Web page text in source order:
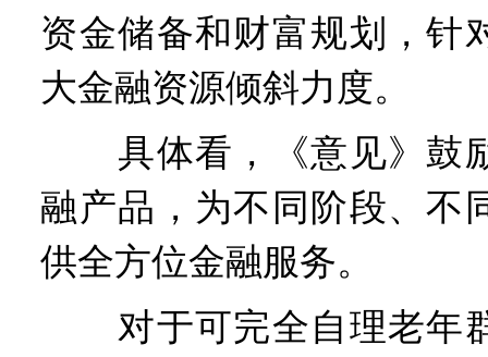
资金储备和财富规划，针
大金融资源倾斜力度。
具体看，《意见》鼓
融产品，为不同阶段、不
供全方位金融服务。
对于可完全自理老年